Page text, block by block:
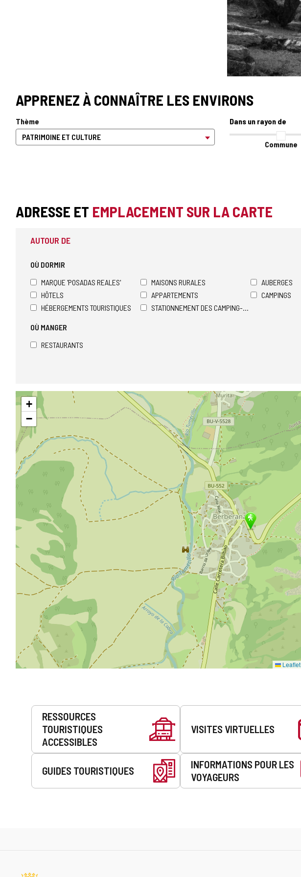
APPRENEZ À CONNAÎTRE LES ENVIRONS
Thème Dans un rayon de
Commune
ADRESSE ET EMPLACEMENT SUR LA CARTE
AUTOUR DE
OÙ DORMIR
MARQUE 'POSADAS REALES'
MAISONS RURALES AUBERGES
HÔTELS
APPARTEMENTS CAMPINGS
HÉBERGEMENTS TOURISTIQUES
STATIONNEMENT DES CAMPING-CARS
OÙ MANGER
RESTAURANTS
Sauter
la
carte
+
−
Leaflet
Prestations
RESSOURCES
TOURISTIQUES
ACCESSIBLES
VISITES VIRTUELLES
GUIDES TOURISTIQUES
INFORMATIONS POUR LES
VOYAGEURS